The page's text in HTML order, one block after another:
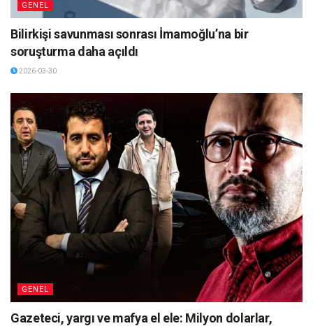
GENEL
Bilirkişi savunması sonrası İmamoğlu’na bir
soruşturma daha açıldı
2026-03-30
GENEL
Gazeteci, yargı ve mafya el ele: Milyon dolarlar,